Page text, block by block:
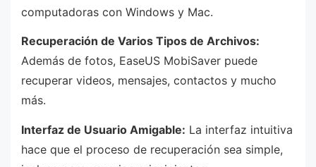
computadoras con Windows y Mac.
Recuperación de Varios Tipos de Archivos:
Además de fotos, EaseUS MobiSaver puede
recuperar videos, mensajes, contactos y mucho
más.
Interfaz de Usuario Amigable: La interfaz intuitiva
hace que el proceso de recuperación sea simple,